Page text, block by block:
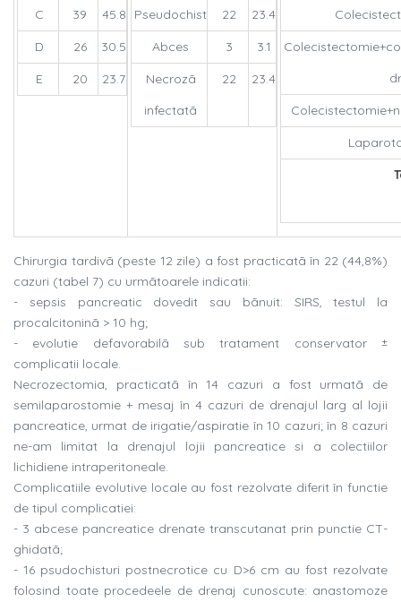
C 39
45.8
D
26
30.5
E
20 23.7
Pseudochist 22
23.4
Abces
3
3.1
Necrozã
infectatã
22 23.4
Chirurgia tardivã (peste 12 zile) a fost practicatã în 22 (44,8%)
cazuri (tabel 7) cu urmãtoarele indicatii:
- sepsis pancreatic dovedit sau bãnuit: SIRS, testul la
procalcitoninã > 10 hg;
- evolutie defavorabilã sub tratament conservator ±
complicatii locale.
Necrozectomia, practicatã în 14 cazuri a fost urmatã de
semilaparostomie + mesaj în 4 cazuri de drenajul larg al lojii
pancreatice, urmat de irigatie/aspiratie în 10 cazuri; în 8 cazuri
ne-am limitat la drenajul lojii pancreatice si a colectiilor
lichidiene intraperitoneale.
Complicatiile evolutive locale au fost rezolvate diferit în functie
de tipul complicatiei:
- 3 abcese pancreatice drenate transcutanat prin punctie CT-
ghidatã;
- 16 psudochisturi postnecrotice cu D>6 cm au fost rezolvate
folosind toate procedeele de drenaj cunoscute: anastomoze